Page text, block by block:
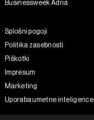
Businessweek Adria
Splošni pogoji
Politika zasebnosti
Piškotki
Impresum
Marketing
Uporaba umetne inteligence